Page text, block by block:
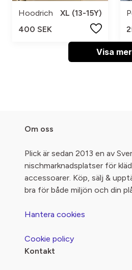
Hoodrich
XL (13-15Y)
400 SEK
Visa mer
Om oss
Plick är sedan 2013 en av
nischmarknadsplatser för
accessoarer. Köp, sälj &
bra för både miljön och din
Hantera cookies
Cookie policy
Kontakt